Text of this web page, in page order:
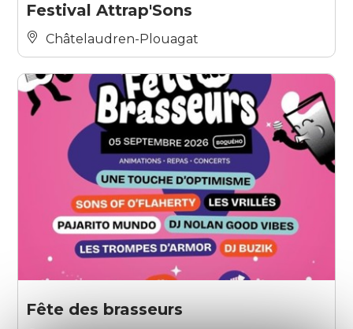
Festival Attrap'Sons
Châtelaudren-Plouagat
Fête des brasseurs